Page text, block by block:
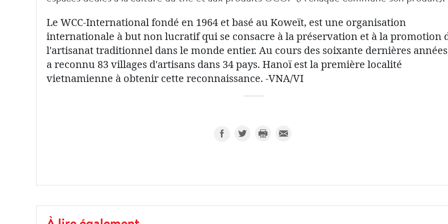
Le WCC-International fondé en 1964 et basé au Koweït, est une organisation
internationale à but non lucratif qui se consacre à la préservation et à la promotion
l'artisanat traditionnel dans le monde entier. Au cours des soixante dernières
a reconnu 83 villages d'artisans dans 34 pays. Hanoï est la première localité
vietnamienne à obtenir cette reconnaissance. -VNA/VI